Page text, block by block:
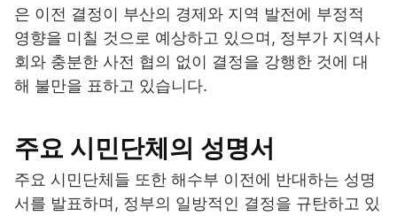
은 이전 결정이 부산의 경제와 지역 발전에 부정적
영향을 미칠 것으로 예상하고 있으며, 정부가 지역사
회와 충분한 사전 협의 없이 결정을 강행한 것에 대
해 불만을 표하고 있습니다.
주요 시민단체의 성명서
주요 시민단체들 또한 해수부 이전에 반대하는 성명
서를 발표하며, 정부의 일방적인 결정을 규탄하고 있